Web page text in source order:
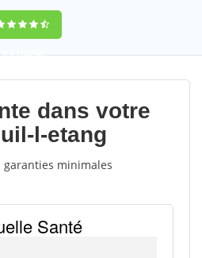
9,5(100%)
Notice:
Undefined
title in
www/clients/client1/web59/web/ville.php
0votes
dans votre
l-etang
minimales